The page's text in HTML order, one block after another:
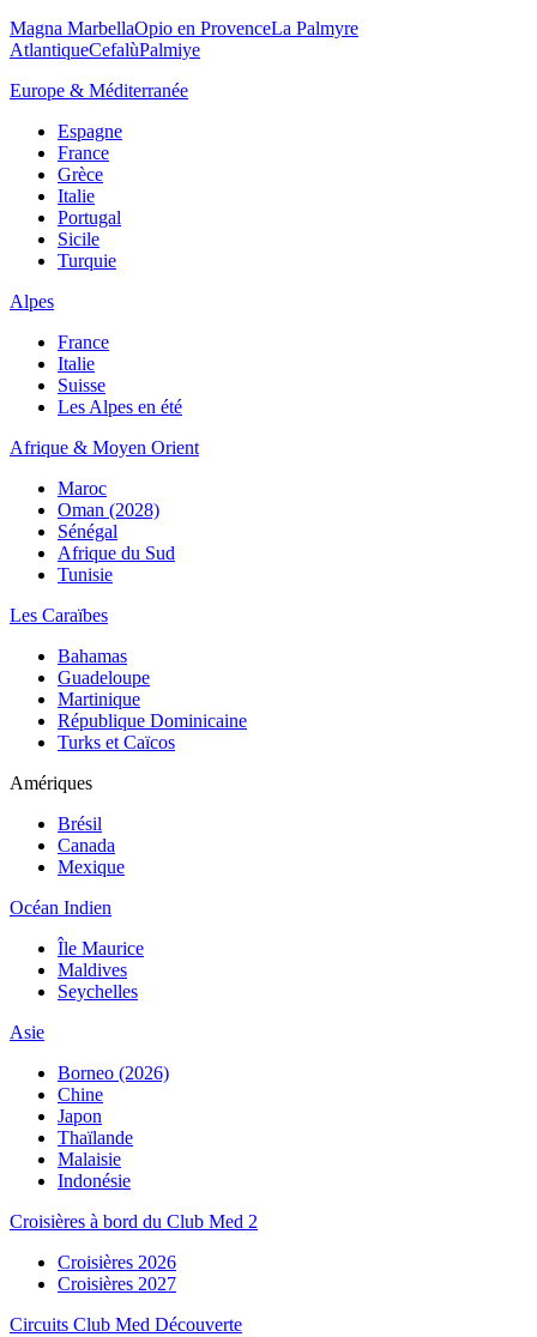
Magna MarbellaOpio en ProvenceLa Palmyre
AtlantiqueCefalùPalmiye
Europe & Méditerranée
Espagne
France
Grèce
Italie
Portugal
Sicile
Turquie
Alpes
France
Italie
Suisse
Les Alpes en été
Afrique & Moyen Orient
Maroc
Oman (2028)
Sénégal
Afrique du Sud
Tunisie
Les Caraïbes
Bahamas
Guadeloupe
Martinique
République Dominicaine
Turks et Caïcos
Amériques
Brésil
Canada
Mexique
Océan Indien
Île Maurice
Maldives
Seychelles
Asie
Borneo (2026)
Chine
Japon
Thaïlande
Malaisie
Indonésie
Croisières à bord du Club Med 2
Croisières 2026
Croisières 2027
Circuits Club Med Découverte